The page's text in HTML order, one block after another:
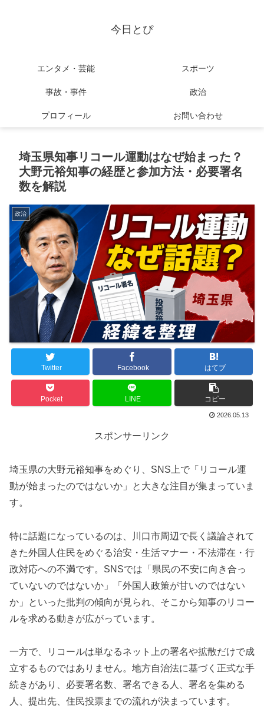
今日とぴ
エンタメ・芸能 スポーツ
事故・事件 政治
プロフィール お問い合わせ
埼玉県知事リコール運動はなぜ始まった？
大野元裕知事の経歴と参加方法・必要署名
数を解説
政治
Twitter Facebook はてブ
Pocket LINE コピー
2026.05.13
スポンサーリンク
埼玉県の大野元裕知事をめぐり、SNS上で「リコール運
動が始まったのではないか」と大きな注目が集まっていま
す。
特に話題になっているのは、川口市周辺で長く議論されて
きた外国人住民をめぐる治安・生活マナー・不法滞在・行
政対応への不満です。SNSでは「県民の不安に向き合っ
ていないのではないか」「外国人政策が甘いのではない
か」といった批判の傾向が見られ、そこから知事のリコー
ルを求める動きが広がっています。
一方で、リコールは単なるネット上の署名や拡散だけで成
立するものではありません。地方自治法に基づく正式な手
続きがあり、必要署名数、署名できる人、署名を集める
人、提出先、住民投票までの流れが決まっています。